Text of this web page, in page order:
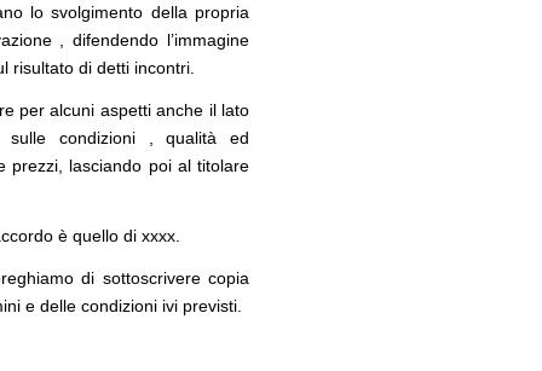
lo svolgimento della propria
, difendendo l’immagine
risultato di detti incontri.
per alcuni aspetti anche il lato
sulle condizioni , qualità ed
prezzi, lasciando poi al titolare
è quello di xxxx.
di sottoscrivere copia
e delle condizioni ivi previsti.